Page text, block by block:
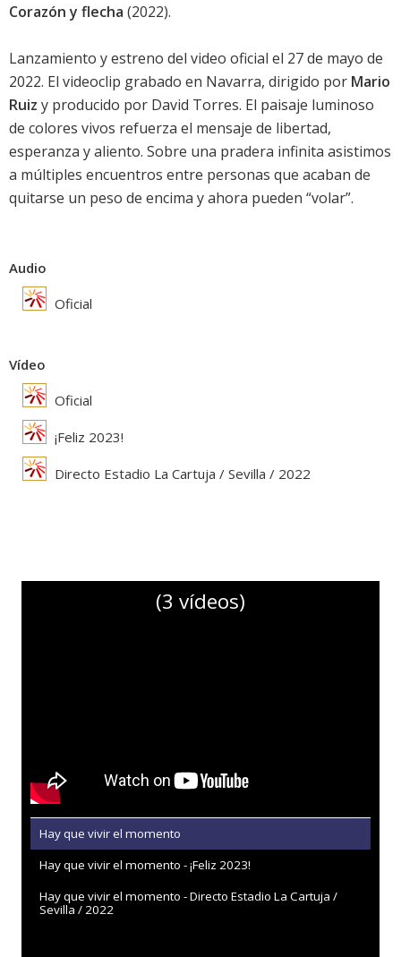
Corazón y flecha (2022).
Lanzamiento y estreno del video oficial el 27 de mayo de
2022. El videoclip grabado en Navarra, dirigido por Mario
Ruiz y producido por David Torres. El paisaje luminoso
de colores vivos refuerza el mensaje de libertad,
esperanza y aliento. Sobre una pradera infinita asistimos
a múltiples encuentros entre personas que acaban de
quitarse un peso de encima y ahora pueden “volar”.
Audio
Oficial
Vídeo
Oficial
¡Feliz 2023!
Directo Estadio La Cartuja / Sevilla / 2022
(3 vídeos)
Hay que vivir el momento
Hay que vivir el momento - ¡Feliz 2023!
Hay que vivir el momento - Directo Estadio La Cartuja /
Sevilla / 2022